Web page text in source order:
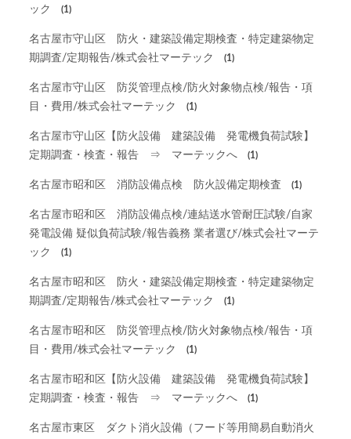
ック
(1)
名古屋市守山区 防火・建築設備定期検査・特定建築物定
期調査/定期報告/株式会社マーテック
(1)
名古屋市守山区 防災管理点検/防火対象物点検/報告・項
目・費用/株式会社マーテック
(1)
名古屋市守山区【防火設備 建築設備 発電機負荷試験】
定期調査・検査・報告 ⇒ マーテックへ
(1)
名古屋市昭和区 消防設備点検 防火設備定期検査 (1)
名古屋市昭和区 消防設備点検/連結送水管耐圧試験/自家
発電設備 疑似負荷試験/報告義務 業者選び/株式会社マーテ
ック
(1)
名古屋市昭和区 防火・建築設備定期検査・特定建築物定
期調査/定期報告/株式会社マーテック
(1)
名古屋市昭和区 防災管理点検/防火対象物点検/報告・項
目・費用/株式会社マーテック
(1)
名古屋市昭和区【防火設備 建築設備 発電機負荷試験】
定期調査・検査・報告 ⇒ マーテックへ
(1)
名古屋市東区 ダクト消火設備（フード等用簡易自動消火